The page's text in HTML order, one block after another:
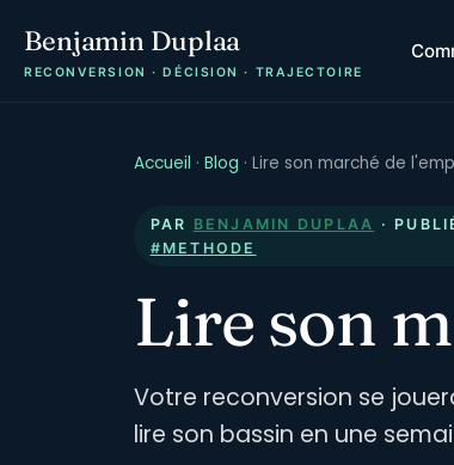
Benjamin Duplaa
RECONVERSION · DÉCISION · TRAJECTOIRE
Accueil · Blog · Lire son marché de
PAR BENJAMIN DUPLAA ·
#METHODE
Lire son
Votre reconversion se
lire son bassin en une